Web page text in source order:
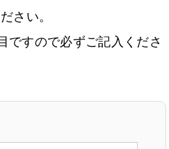
さい。
ですので必ずご記入くださ